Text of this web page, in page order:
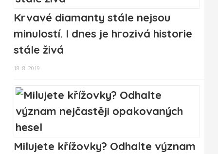
Krvavé diamanty stále nejsou
minulostí. I dnes je hrozivá historie
stále živá
18. 8. 2019
Milujete křížovky? Odhalte význam